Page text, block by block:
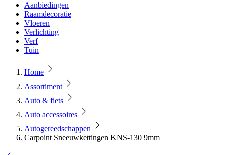
Aanbiedingen
Raamdecoratie
Vloeren
Verlichting
Verf
Tuin
Home
Assortiment
Auto & fiets
Auto accessoires
Autogereedschappen
Carpoint Sneeuwkettingen KNS-130 9mm